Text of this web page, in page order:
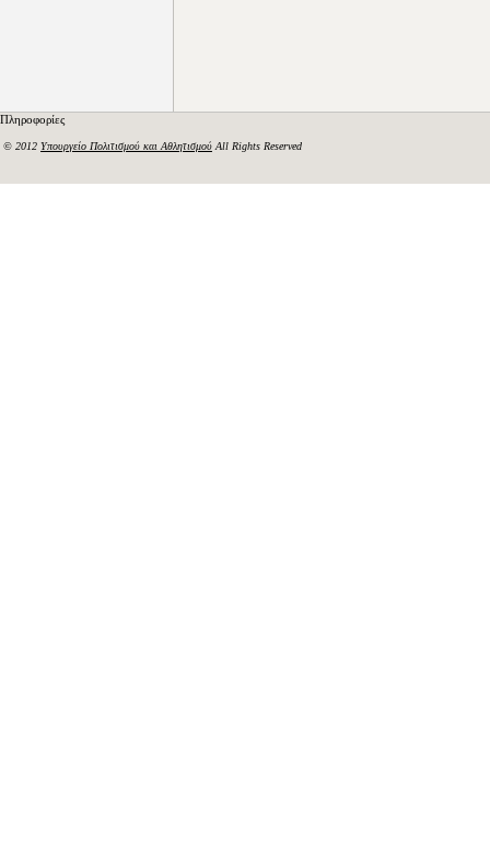
Πληροφορίες
© 2012 Υπουργείο Πολιτισμού και Αθλητισμού All Rights Reserved